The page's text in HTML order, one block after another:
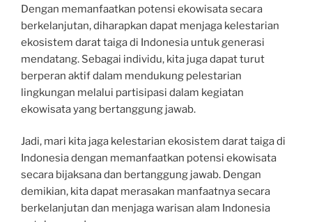
Dengan memanfaatkan potensi ekowisata secara
berkelanjutan, diharapkan dapat menjaga kelestarian
ekosistem darat taiga di Indonesia untuk generasi
mendatang. Sebagai individu, kita juga dapat turut
berperan aktif dalam mendukung pelestarian
lingkungan melalui partisipasi dalam kegiatan
ekowisata yang bertanggung jawab.
Jadi, mari kita jaga kelestarian ekosistem darat taiga di
Indonesia dengan memanfaatkan potensi ekowisata
secara bijaksana dan bertanggung jawab. Dengan
demikian, kita dapat merasakan manfaatnya secara
berkelanjutan dan menjaga warisan alam Indonesia